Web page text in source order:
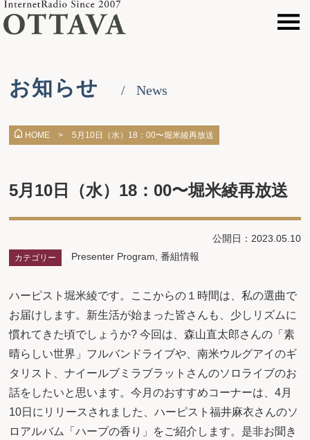
お知らせ News
HOME > 5月10日（水）18：00〜堀米綾再放送
5月10日（水）18：00〜堀米綾再放送
公開日：2023.05.10
カテゴリー Presenter Program ,番組情報
ハーピスト堀米綾です。ここからの１時間は、私の選曲で
お届けします。新生活が始まった皆さんも、少しリズムに
慣れてきた頃でしょうか? 今回は、森山直太郎さんの「素
晴らしい世界」フルバンドライブや、南米ウルグアイのギ
タリスト、ナイールブミラブラットさんのソロライブのお
話をしたいと思います。今月のおすすめコーナーは、4月
10日にリリースされました、ハーピスト福井麻衣さんのソ
ロアルバム「ハープの香り」をご紹介します。是非お聞き